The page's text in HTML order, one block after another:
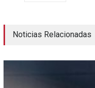
Noticias Relacionadas